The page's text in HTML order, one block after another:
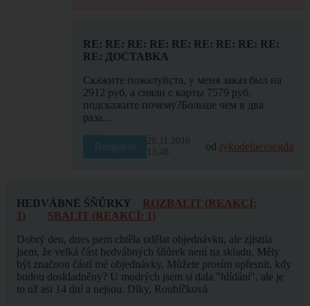
RE: RE: RE: RE: RE: RE: RE: RE: RE:
RE: ДОСТАВКА
Скажите пожалуйста, у меня заказ был на
2912 руб, а сняли с карты 7579 руб,
подскажите почему?Больше чем в два
раза...
Reagovat
28.11.2016
13:48
od rykodeluevsegda
HEDVÁBNÉ ŠŇŮRKY
ROZBALIT (REAKCÍ:
1)
SBALIT (REAKCÍ: 1)
Dobrý den, dnes jsem chtěla udělat objednávku, ale zjistila
jsem, že velká část hedvábných šňůrek není na skladu. Měly
být značnou částí mé objednávky. Můžete prosím upřesnit, kdy
budou doskladněny? U modrých jsem si dala "hlídání", ale je
to už asi 14 dní a nejsou. Díky, Roubíčková